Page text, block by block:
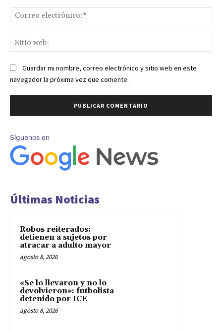
Guardar mi nombre, correo electrónico y sitio web en este
navegador la próxima vez que comente.
Síguenos en
Últimas Noticias
Robos reiterados:
detienen a sujetos por
atracar a adulto mayor
agosto 8, 2026
«Se lo llevaron y no lo
devolvieron»: futbolista
detenido por ICE
agosto 8, 2026